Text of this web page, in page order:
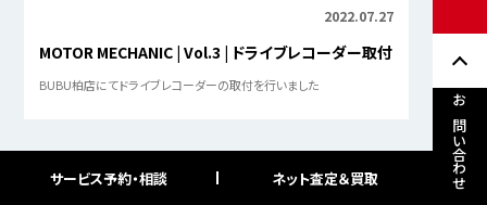
お問い合わせ
2022.07.27
MOTOR MECHANIC | Vol.3 | ドライブレコーダー取付
BUBU柏店にてドライブレコーダーの取付を行いました
サービス予約・相談 ネット査定＆買取